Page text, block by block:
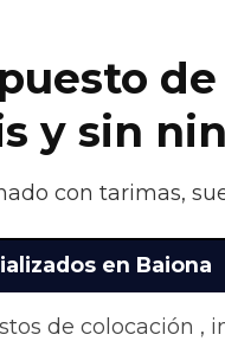
y sin
con tarimas,
en Baiona
de colocación